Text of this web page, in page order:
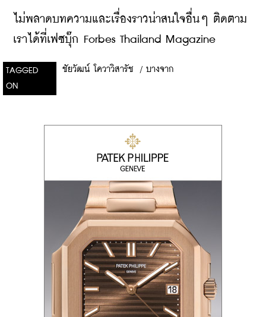
ไม่พลาดบทความและเรื่องราวน่าสนใจอื่นๆ ติดตาม
เราได้ที่เฟซบุ๊ก Forbes Thailand Magazine
TAGGED
ON
ชัยวัฒน์ โควาวิสารัช / บางจาก